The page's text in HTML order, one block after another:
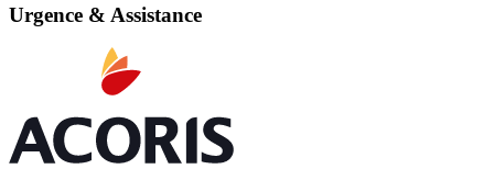
Urgence & Assistance